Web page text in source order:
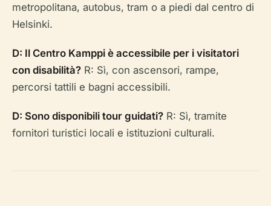
metropolitana, autobus, tram o a piedi dal centro di
Helsinki.
D: Il Centro Kamppi è accessibile per i visitatori
con disabilità? R: Sì, con ascensori, rampe,
percorsi tattili e bagni accessibili.
D: Sono disponibili tour guidati? R: Sì, tramite
fornitori turistici locali e istituzioni culturali.